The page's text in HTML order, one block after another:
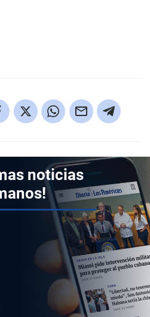
noticias